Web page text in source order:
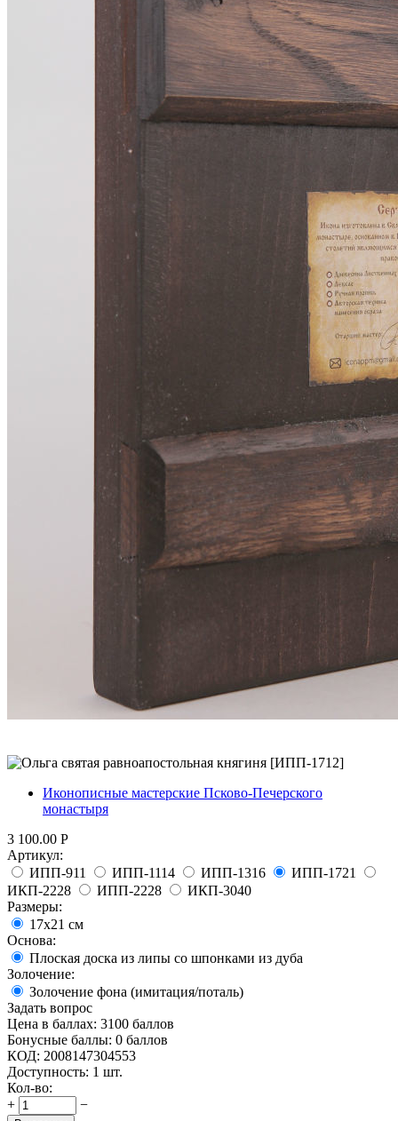
Иконописные мастерские Псково-Печерского
монастыря
3 100.00 Р
Артикул:
ИПП-911
ИПП-1114 ИПП-1316
ИПП-1721
ИКП-2228
ИПП-2228
ИКП-3040
Размеры:
17х21 см
Основа:
Плоская доска из липы со шпонками из дуба
Золочение:
Золочение фона (имитация/поталь)
Задать вопрос
Цена в баллах: 3100 баллов
Бонусные баллы: 0 баллов
КОД: 2008147304553
Доступность: 1 шт.
Кол-во:
+
−